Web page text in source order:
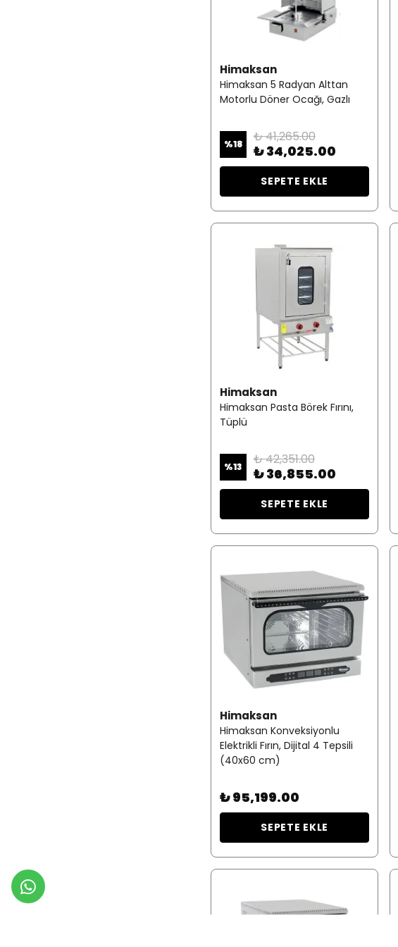
Himaksan
Himaksan 5 Radyan Alttan
Motorlu Döner Ocağı, Gazlı
%18 ₺ 41,265.00
₺ 34,025.00
SEPETE EKLE
Himaksan
Himaksan Pasta Börek Fırını,
Tüplü
%13 ₺ 42,351.00
₺ 36,855.00
SEPETE EKLE
Himaksan
Himaksan Konveksiyonlu
Elektrikli Fırın, Dijital 4 Tepsili
(40x60 cm)
₺ 95,199.00
SEPETE EKLE